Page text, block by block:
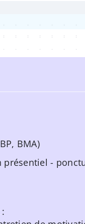
BMA)
-